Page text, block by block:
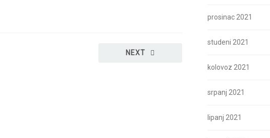
NEXT
prosinac 2021
studeni 2021
kolovoz 2021
srpanj 2021
lipanj 2021